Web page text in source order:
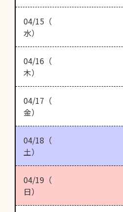
04/15（
水）
04/16（
木）
04/17（
金）
04/18（
土）
04/19（
日）